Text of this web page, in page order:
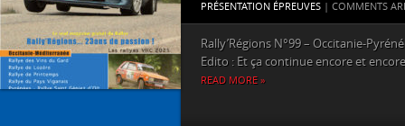
PRÉSENTATION ÉPREUVES | COMMENTS
Rally’Régions N°99 – Occitanie-
Edito : Et ça continue encore et
READ MORE »